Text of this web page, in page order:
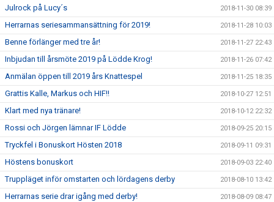
Julrock på Lucy´s 2018-11-30 08:39
Herrarnas seriesammansättning för 2019! 2018-11-28 10:03
Benne förlänger med tre år! 2018-11-27 22:43
Inbjudan till årsmöte 2019 på Lödde Krog! 2018-11-26 07:42
Anmälan öppen till 2019 års Knattespel 2018-11-25 18:35
Grattis Kalle, Markus och HIF!! 2018-10-27 12:51
Klart med nya tränare! 2018-10-12 22:32
Rossi och Jörgen lämnar IF Lödde 2018-09-25 20:15
Tryckfel i Bonuskort Hösten 2018 2018-09-11 09:31
Höstens bonuskort 2018-09-03 22:40
Truppläget inför omstarten och lördagens derby 2018-08-10 13:42
Herrarnas serie drar igång med derby! 2018-08-09 08:47